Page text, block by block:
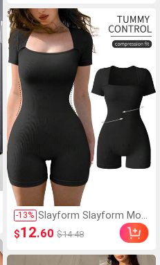
a mujeres, ideal para vacacio
nes y uso diario en primavera
y verano
-13% Slayform Slayform Mon
o deportivo de yoga de
alta elasticidad y costill
$12.60 $14.48